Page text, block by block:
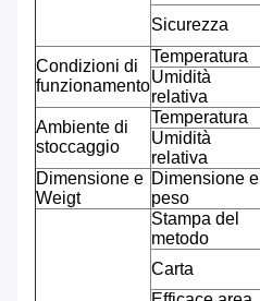
Sicurezza
Condizioni di
funzionamento
Temperatura
Umidità
relativa
Ambiente di
stoccaggio
Temperatura
Umidità
relativa
Dimensione e
Weigt
Dimensione e
peso
Stampa del
metodo
Carta